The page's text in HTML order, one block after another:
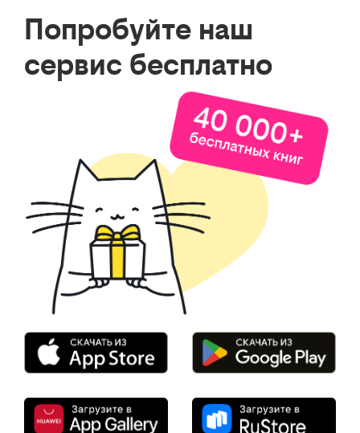
Попробуйте наш
сервис бесплатно